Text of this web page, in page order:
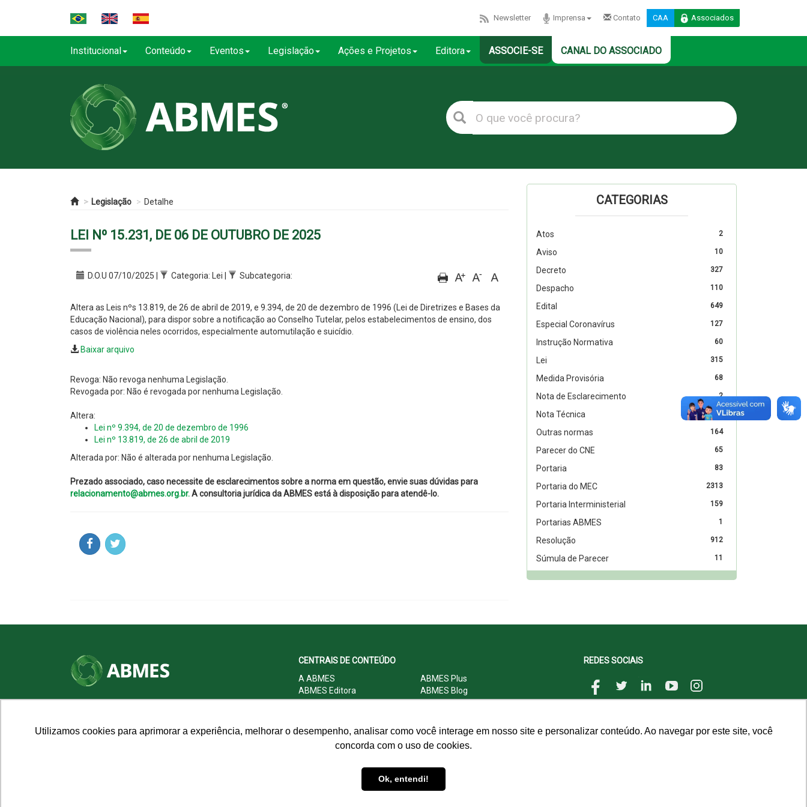
Utilizamos cookies para aprimorar a experiência, melhorar o desempenho, analisar como você interage em nosso site e personalizar conteúdo. Ao navegar por este site, você
concorda com o uso de cookies.
Ok, entendi!
Newsletter Imprensa Contato CAA Associados
Institucional Conteúdo Eventos Legislação Ações e Projetos Editora ASSOCIE-SE CANAL DO ASSOCIADO
Legislação Detalhe
LEI Nº 15.231, DE 06 DE OUTUBRO DE 2025
D.O.U 07/10/2025 | Categoria: Lei | Subcategoria:
Altera as Leis nºs 13.819, de 26 de abril de 2019, e 9.394, de 20 de dezembro de 1996 (Lei de Diretrizes e Bases da
Educação Nacional), para dispor sobre a notificação ao Conselho Tutelar, pelos estabelecimentos de ensino, dos
casos de violência neles ocorridos, especialmente automutilação e suicídio.
Baixar arquivo
Revoga: Não revoga nenhuma Legislação.
Revogada por: Não é revogada por nenhuma Legislação.
Altera:
Lei nº 9.394, de 20 de dezembro de 1996
Lei nº 13.819, de 26 de abril de 2019
Alterada por: Não é alterada por nenhuma Legislação.
Prezado associado, caso necessite de esclarecimentos sobre a norma em questão, envie suas dúvidas para
relacionamento@abmes.org.br.A consultoria jurídica da ABMES está à disposição para atendê-lo.
CATEGORIAS
2
Atos
10
Aviso
327
Decreto
110
Despacho
649
Edital
127
Especial Coronavírus
60
Instrução Normativa
315
Lei
68
Medida Provisória
2
Nota de Esclarecimento
27
Nota Técnica
164
Outras normas
65
Parecer do CNE
83
Portaria
2313
Portaria do MEC
159
Portaria Interministerial
1
Portarias ABMES
912
Resolução
11
Súmula de Parecer
CEP: 70.701-060 - Asa Norte, Brasília/DF
CENTRAIS DE CONTEÚDO
A ABMES
ABMES Plus
ABMES Editora
ABMES Blog
ABMES LInC
Legislação
Central do Associado ABMES
Contato
REDES SOCIAIS
© 2009 - 2026 ABMES. Todos os direitos reservados.